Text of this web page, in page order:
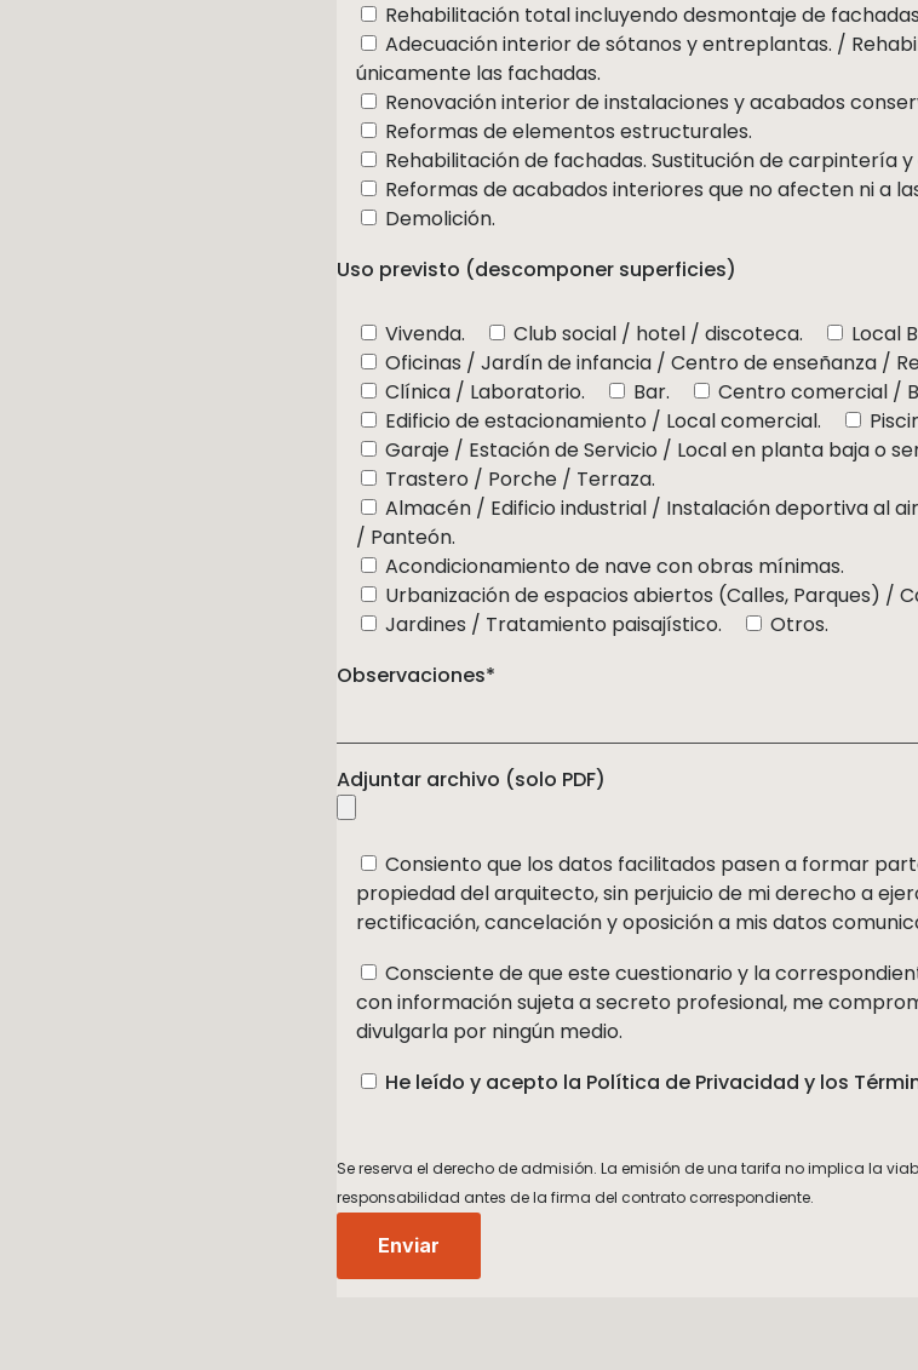
Rehabilitación total incluyendo desmontaje de fachadas
Adecuación interior de sótanos y entreplantas. /
únicamente las fachadas.
Renovación interior de instalaciones y acabados
Reformas de elementos estructurales.
Rehabilitación de fachadas. Sustitución de carpintería
Reformas de acabados interiores que no afecten ni a
Demolición.
Uso previsto (descomponer superficies)
Vivenda. Club social / hotel / discoteca.
Local
Oficinas / Jardín de infancia / Centro de enseñanza /
Clínica / Laboratorio.
Bar.
Centro comercial /
Edificio de estacionamiento / Local comercial.
Garaje / Estación de Servicio / Local en planta baja o
Trastero / Porche / Terraza.
Almacén / Edificio industrial / Instalación deportiva al
/ Panteón.
Acondicionamiento de nave con obras mínimas.
Urbanización de espacios abiertos (Calles, Parques) /
Jardines / Tratamiento paisajístico.
Otros.
Observaciones*
Adjuntar archivo (solo PDF)
Consiento que los datos facilitados pasen a formar
propiedad del arquitecto, sin perjuicio de mi derecho a
rectificación, cancelación y oposición a mis datos
Consciente de que este cuestionario y la
con información sujeta a secreto profesional, me
divulgarla por ningún medio.
He leído y acepto la Política de Privacidad y los
Se reserva el derecho de admisión. La emisión de una tarifa no implica la
responsabilidad antes de la firma del contrato correspondiente.